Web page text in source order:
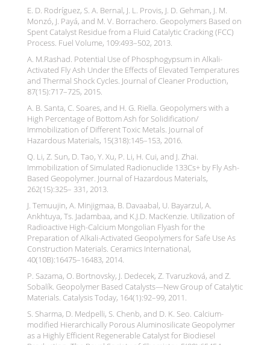
E. D. Rodríguez, S. A. Bernal, J. L. Provis, J. D. Gehman, J. M.
Monzó, J. Payá, and M. V. Borrachero. Geopolymers Based on
Spent Catalyst Residue from a Fluid Catalytic Cracking (FCC)
Process. Fuel Volume, 109:493–502, 2013.
A. M.Rashad. Potential Use of Phosphogypsum in Alkali-
Activated Fly Ash Under the Effects of Elevated Temperatures
and Thermal Shock Cycles. Journal of Cleaner Production,
87(15):717–725, 2015.
A. B. Santa, C. Soares, and H. G. Riella. Geopolymers with a
High Percentage of Bottom Ash for Solidification/
Immobilization of Different Toxic Metals. Journal of
Hazardous Materials, 15(318):145–153, 2016.
Q. Li, Z. Sun, D. Tao, Y. Xu, P. Li, H. Cui, and J. Zhai.
Immobilization of Simulated Radionuclide 133Cs+ by Fly Ash-
Based Geopolymer. Journal of Hazardous Materials,
262(15):325– 331, 2013.
J. Temuujin, A. Minjigmaa, B. Davaabal, U. Bayarzul, A.
Ankhtuya, Ts. Jadambaa, and K.J.D. MacKenzie. Utilization of
Radioactive High-Calcium Mongolian Flyash for the
Preparation of Alkali-Activated Geopolymers for Safe Use As
Construction Materials. Ceramics International,
40(10B):16475–16483, 2014.
P. Sazama, O. Bortnovsky, J. Dedecek, Z. Tvaruzková, and Z.
Sobalík. Geopolymer Based Catalysts—New Group of Catalytic
Materials. Catalysis Today, 164(1):92–99, 2011.
S. Sharma, D. Medpelli, S. Chenb, and D. K. Seo. Calcium-
modified Hierarchically Porous Aluminosilicate Geopolymer
as a Highly Efficient Regenerable Catalyst for Biodiesel